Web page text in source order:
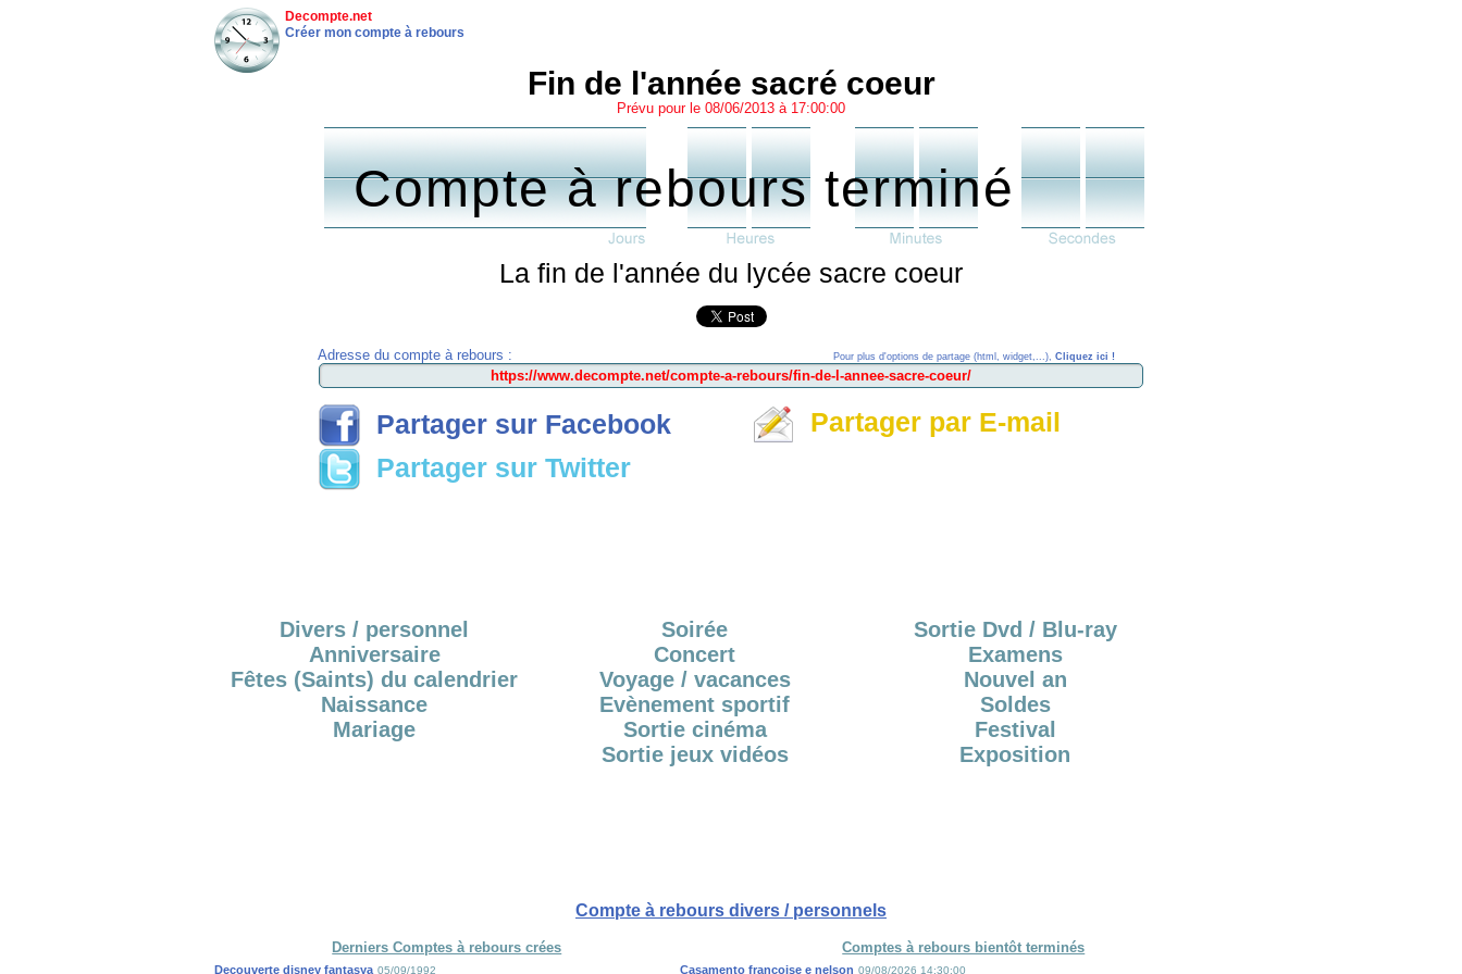
Decompte.net
Créer mon compte à rebours
Fin de l'année sacré coeur
Prévu pour le 08/06/2013 à 17:00:00
Compte à rebours terminé
La fin de l'année du lycée sacre coeur
Adresse du compte à rebours : Pour plus d'options de partage (html, widget,...), Cliquez ici !
Partager sur Facebook
Partager sur Twitter
Partager par E-mail
Divers / personnel
Anniversaire
Fêtes (Saints) du calendrier
Naissance
Mariage
Soirée
Concert
Voyage / vacances
Evènement sportif
Sortie cinéma
Sortie jeux vidéos
Sortie Dvd / Blu-ray
Examens
Nouvel an
Soldes
Festival
Exposition
Compte à rebours divers / personnels
Derniers Comptes à rebours crées Comptes à rebours bientôt terminés
Decouverte disney fantasya 05/09/1992 Casamento françoise e nelson 09/08/2026 14:30:00